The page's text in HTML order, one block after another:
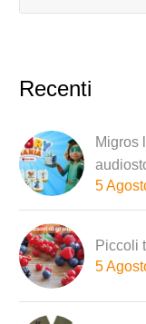
Recenti
Migros
5
Piccoli
5